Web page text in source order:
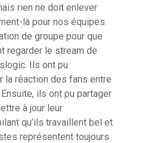
rien ne doit enlever
là pour nos équipes.
de groupe pour que
regarder le stream de
. Ils ont pu
la réaction des fans entre
ils ont pu partager
à jour leur
qu’ils travaillent bel et
représentent toujours